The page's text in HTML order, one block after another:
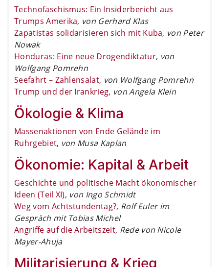
Technofaschismus: Ein Insiderbericht aus
Trumps Amerika, von Gerhard Klas
Zapatistas solidarisieren sich mit Kuba, von Peter
Nowak
Honduras: Eine neue Drogendiktatur, von
Wolfgang Pomrehn
Seefahrt – Zahlensalat, von Wolfgang Pomrehn
Trump und der Irankrieg, von Angela Klein
Ökologie & Klima
Massenaktionen von Ende Gelände im
Ruhrgebiet, von Musa Kaplan
Ökonomie: Kapital & Arbeit
Geschichte und politische Macht ökonomischer
Ideen (Teil XI), von Ingo Schmidt
Weg vom Achtstundentag?, Rolf Euler im
Gespräch mit Tobias Michel
Angriffe auf die Arbeitszeit, Rede von Nicole
Mayer-Ahuja
Militarisierung & Krieg